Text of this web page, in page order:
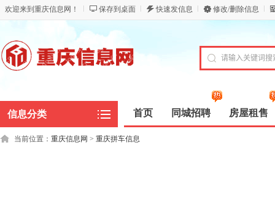
欢迎来到重庆信息网！ 保存到桌面 快速发信息 修改/删除信息
信息分类 首页 同城招聘 房屋租售
当前位置： 重庆信息网 > 重庆拼车信息